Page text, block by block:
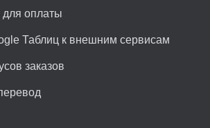
оплаты
Таблиц к внешним сервисам
заказов